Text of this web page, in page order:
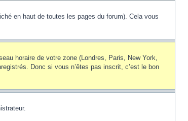
en haut de toutes les pages du forum). Cela vous
horaire de votre zone (Londres, Paris, New York,
Donc si vous n’êtes pas inscrit, c’est le bon